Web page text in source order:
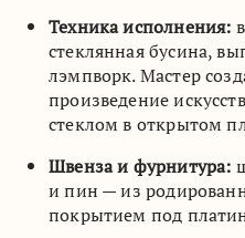
Техника исполнения:
стеклянная бусина,
лэмпворк. Мастер
произведение
стеклом в открытом
Швенза и фурнитура:
и пин — из
покрытием под